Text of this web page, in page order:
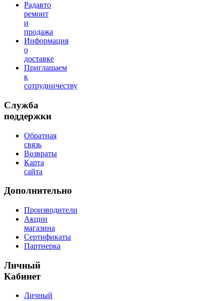
Радавто
ремонт
и
продажа
Информация
о
доставке
Приглашаем
к
сотрудничеству
Служба
поддержки
Обратная
связь
Возвраты
Карта
сайта
Дополнительно
Производители
Акции
магазина
Сертификаты
Партнерка
Личный
Кабинет
Личный